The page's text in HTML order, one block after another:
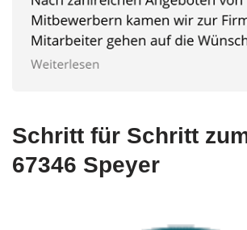
Schritt für Schritt
67346 Speyer